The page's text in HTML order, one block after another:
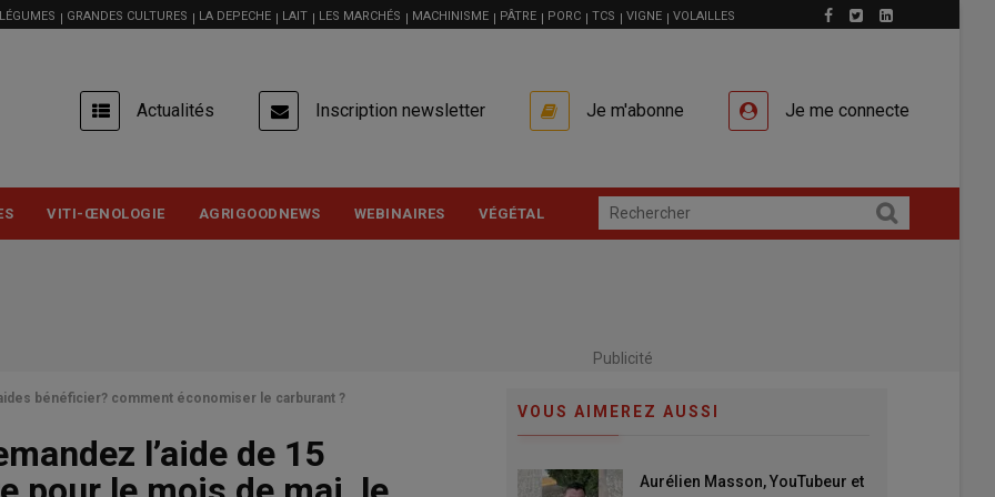
GRANDES CULTURES LA DEPECHE LAIT LES MARCHÉS MACHINISME PÂTRE PORC TCS VIGNE VOLAILLES
USER
ACCOUNT
MENU
Actualités Inscription newsletter Je m'abonne Je me connecte
VITI-ŒNOLOGIE AGRIGOODNEWS WEBINAIRES VÉGÉTAL
Publicité
bénéficier? comment économiser le carburant ?
l’aide de 15
VOUS AIMEREZ AUSSI
Aurélien Masson, YouTubeur et